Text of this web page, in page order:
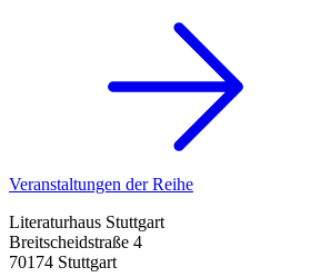
Veranstaltungen der Reihe
Literaturhaus Stuttgart
Breitscheidstraße 4
70174 Stuttgart